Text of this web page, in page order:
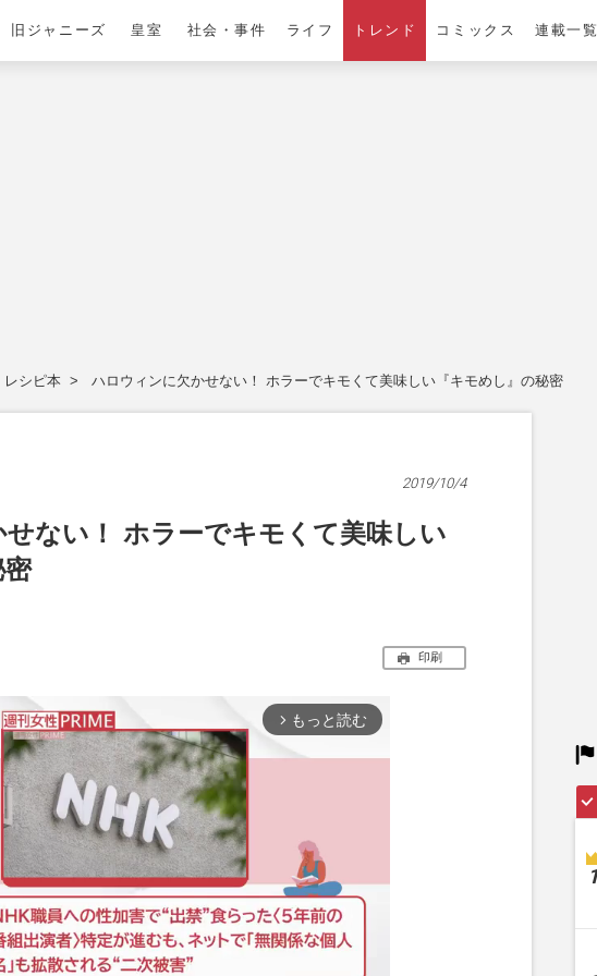
旧ジャニーズ 皇室 社会・事件 ライフ トレンド コミックス 連載一覧
レシピ本 ハロウィンに欠かせない！ ホラーでキモくて美味しい『キモめし』の秘密
2019/10/4
ない！ ホラーでキモくて美味しい
密
印刷
arrow_forward_ios もっと読む